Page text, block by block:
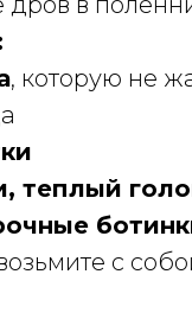
, которую не
теплый
с